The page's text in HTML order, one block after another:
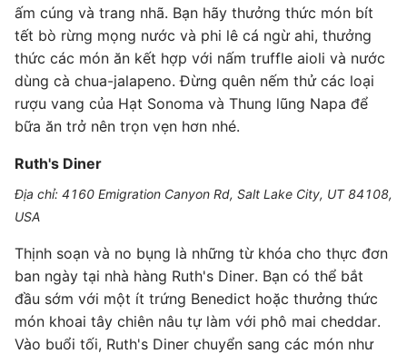
ấm cúng và trang nhã. Bạn hãy thưởng thức món bít
tết bò rừng mọng nước và phi lê cá ngừ ahi, thưởng
thức các món ăn kết hợp với nấm truffle aioli và nước
dùng cà chua-jalapeno. Đừng quên nếm thử các loại
rượu vang của Hạt Sonoma và Thung lũng Napa để
bữa ăn trở nên trọn vẹn hơn nhé.
Ruth's Diner
Địa chỉ: 4160 Emigration Canyon Rd, Salt Lake City, UT 84108,
USA
Thịnh soạn và no bụng là những từ khóa cho thực đơn
ban ngày tại nhà hàng Ruth's Diner. Bạn có thể bắt
đầu sớm với một ít trứng Benedict hoặc thưởng thức
món khoai tây chiên nâu tự làm với phô mai cheddar.
Vào buổi tối, Ruth's Diner chuyển sang các món như